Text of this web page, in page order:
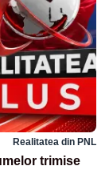
Realitatea din PNL
trimise